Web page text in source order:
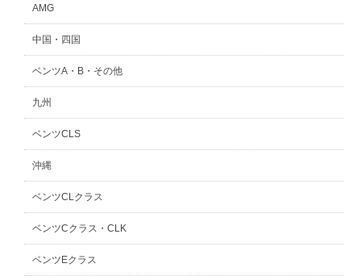
AMG
中国・四国
ベンツA・B・その他
九州
ベンツCLS
沖縄
ベンツCLクラス
ベンツCクラス・CLK
ベンツEクラス